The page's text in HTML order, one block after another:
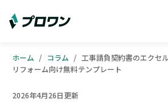
ホーム / コラム / 工事請負契約書のエクセ
リフォーム向け無料テンプレート
2026年4月26日更新